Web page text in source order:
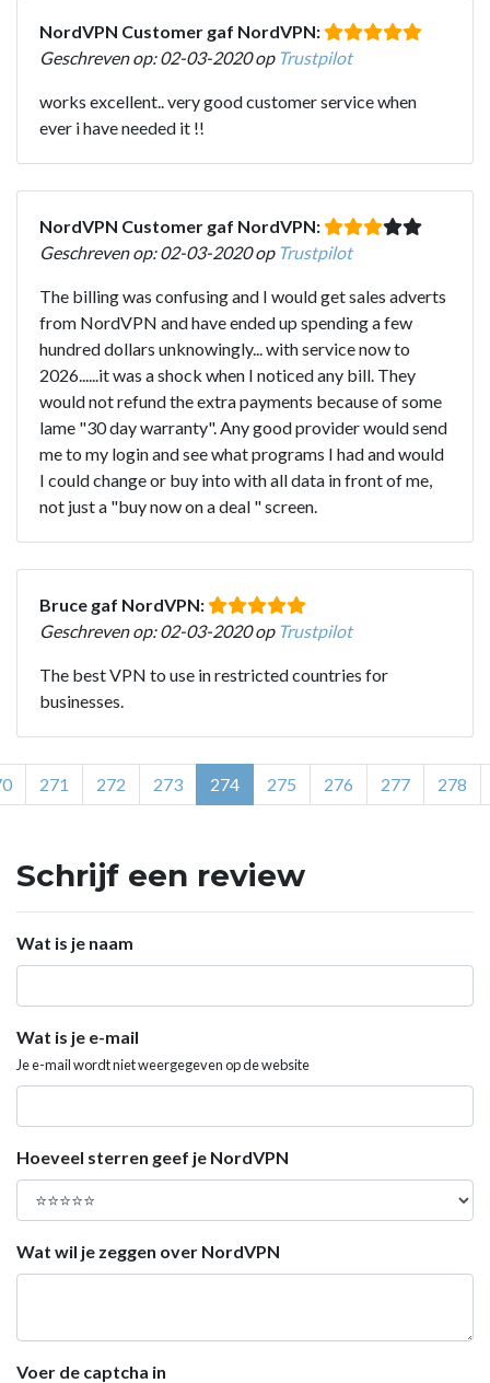
NordVPN Customer gaf NordVPN:
Geschreven op: 02-03-2020 op Trustpilot
works excellent.. very good customer service when
ever i have needed it !!
NordVPN Customer gaf NordVPN:
Geschreven op: 02-03-2020 op Trustpilot
The billing was confusing and I would get sales adverts
from NordVPN and have ended up spending a few
hundred dollars unknowingly... with service now to
2026......it was a shock when I noticed any bill. They
would not refund the extra payments because of some
lame "30 day warranty". Any good provider would send
me to my login and see what programs I had and would
I could change or buy into with all data in front of me,
not just a "buy now on a deal " screen.
Bruce gaf NordVPN:
Geschreven op: 02-03-2020 op Trustpilot
The best VPN to use in restricted countries for
businesses.
271 272 273 274 275 276 277 278
Schrijf een review
Wat is je naam
Wat is je e-mail
Je e-mail wordt niet weergegeven op de website
Hoeveel sterren geef je NordVPN
Wat wil je zeggen over NordVPN
Voer de captcha in